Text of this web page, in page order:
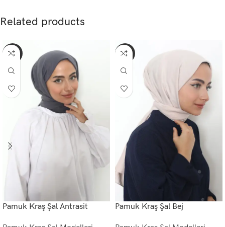
Related products
-70%
Pamuk Kraş Şal Antrasit
-70%
Pamuk Kraş Şal Bej